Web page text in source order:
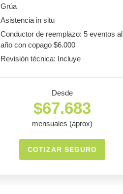
Grúa
Asistencia in situ
Conductor de reemplazo: 5 eventos al
año con copago $6.000
Revisión técnica: Incluye
Desde
$67.683
mensuales (aprox)
COTIZAR SEGURO